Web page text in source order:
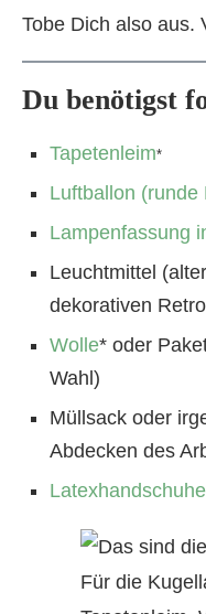
Tobe Dich also aus.
Du benötigst
Tapetenleim*
Luftballon (runde
Lampenfassung
Leuchtmittel
dekorativen
Wolle* oder
Wahl)
Müllsack oder
Abdecken des
Latexhandschuhe
Für die